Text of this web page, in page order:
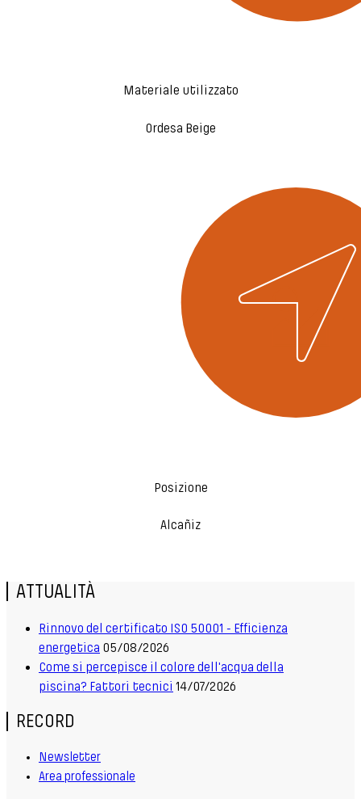
Materiale utilizzato
Ordesa Beige
Posizione
Alcañiz
ATTUALITÀ
Rinnovo del certificato ISO 50001 - Efficienza
energetica 05/08/2026
Come si percepisce il colore dell'acqua della
piscina? Fattori tecnici 14/07/2026
RECORD
Newsletter
Area professionale